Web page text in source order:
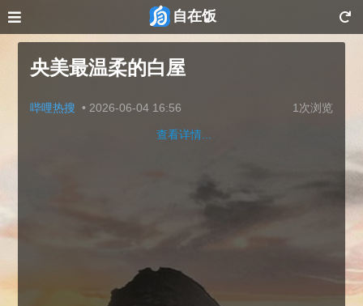
自在饭
央美最温柔的白屋
哔哩热搜 • 2026-06-04 16:56 1次浏览
查看详情...